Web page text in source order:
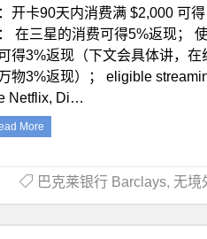
开卡90天内消费满 $2,000 可
在三星的消费可得5%返现；
得3%返现（下文会具体讲，
物3%返现）； eligible
Netflix, Di…
More
巴克莱银行 Barclays, 无境